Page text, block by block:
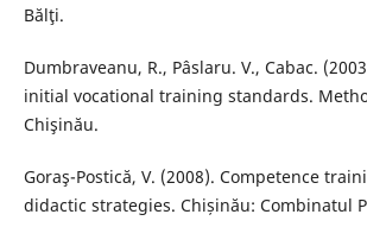
Bălţi.
Dumbraveanu, R., Pâslaru. V., Cabac.
initial vocational training standards.
Chişinău.
Goraş-Postică, V. (2008). Competence
didactic strategies. Chișinău: Combinatul